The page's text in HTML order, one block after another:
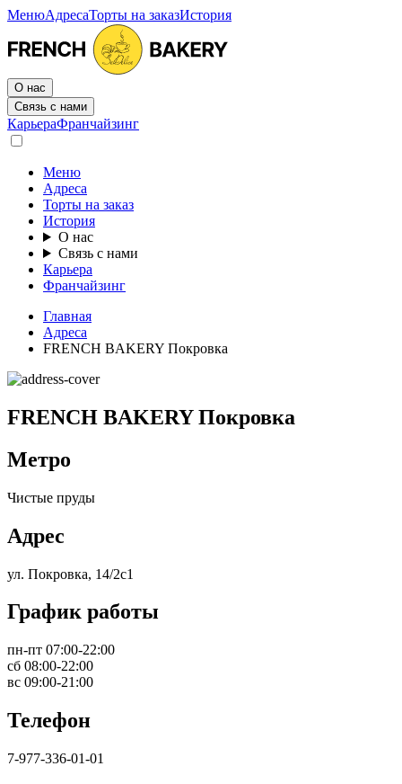
МенюАдресаТорты на заказИстория
О нас
Связь с нами
КарьераФранчайзинг
Меню
Адреса
Торты на заказ
История
О нас
Связь с нами
Карьера
Франчайзинг
Главная
Адреса
FRENCH BAKERY Покровка
FRENCH BAKERY Покровка
Метро
Чистые пруды
Адрес
ул. Покровка, 14/2с1
График работы
пн-пт 07:00-22:00
сб 08:00-22:00
вс 09:00-21:00
Телефон
7-977-336-01-01